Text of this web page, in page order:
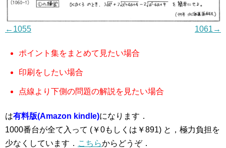
←1055 1061→
ポイント集をまとめて見たい場合
印刷をしたい場合
点線より下側の問題の解説を見たい場合
は有料版(Amazon kindle)になります．
1000番台が全て入って (￥0もしくは￥891) と，極力負担を
少なくしています． こちらからどうぞ．